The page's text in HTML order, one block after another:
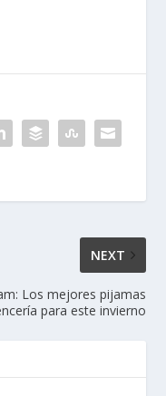
NEXT
Los mejores pijamas
para este invierno